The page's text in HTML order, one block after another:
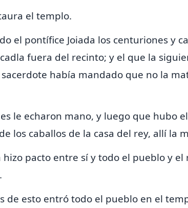
el templo.
el pontífice Joiada los centuriones y
fuera del recinto; y el que la
había mandado que no la
le echaron mano, y luego que hubo
los caballos de la casa del rey, allí la
hizo pacto entre sí y todo el pueblo y
de esto entró todo el pueblo en el